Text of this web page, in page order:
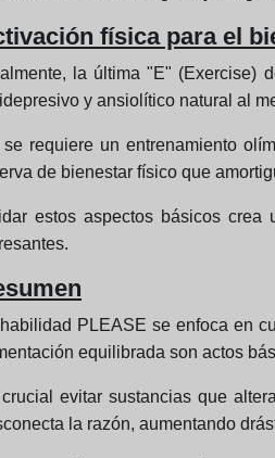
física para el
la última "E" (Exercise)
y ansiolítico natural al
se requiere un entrenamiento
de bienestar físico que
estos aspectos básicos crea
PLEASE se enfoca en
equilibrada son actos
crucial evitar sustancias que
la razón, aumentando